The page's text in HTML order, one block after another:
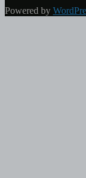
Powered by